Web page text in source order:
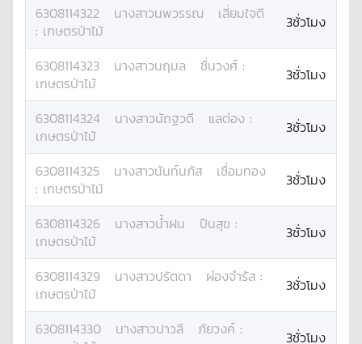
6308114322 นางสาวนพวรรณ
เลี่ยมใจดี
: เกษตรป่าไม้ 3ชั่วโมง
6308114323 นางสาวนฤมล ชื่นวงศ์ :
เกษตรป่าไม้
3ชั่วโมง
6308114324 นางสาวนัถฐวดี แลต่อง :
เกษตรป่าไม้
3ชั่วโมง
6308114325 นางสาวนันท์นภัส
เชื่อมทอง
: เกษตรป่าไม้ 3ชั่วโมง
6308114326 นางสาวน้ำฝน ปืนสุข :
เกษตรป่าไม้
3ชั่วโมง
6308114329 นางสาวปรัตดา ผ่องจำรัส :
เกษตรป่าไม้
3ชั่วโมง
6308114330 นางสาวปาวลี ภัยวงค์ :
3ชั่วโมง